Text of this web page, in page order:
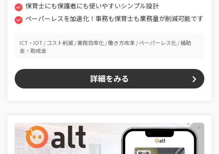
保育士にも保護者にも使いやすいシンプル設計
ペーパーレスを加速化！事務も保育士も業務量が削減可能です
ICT・IOT コスト削減 業務効率化 働き方改革 ペーパーレス化 補助
金・助成金
詳細をみる